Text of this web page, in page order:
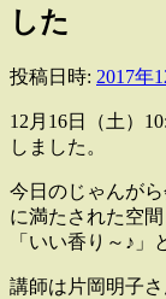
した
投稿日時: 2017年
12月16日（土）
しました。
今日のじゃんが
に満たされた空
「いい香り～♪」
講師は片岡明子